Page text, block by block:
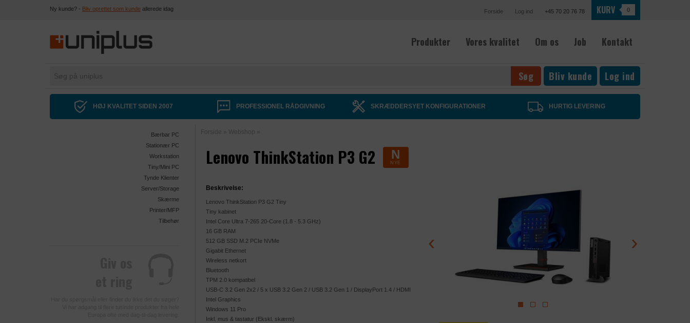
Ny kunde? - Bliv oprettet som kunde allerede idag Forside Log ind +45 70 20 76 78 KURV 0
Produkter Vores kvalitet Om os Job Kontakt
Bliv kunde Log ind
HØJ KVALITET SIDEN 2007 PROFESSIONEL RÅDGIVNING SKRÆDDERSYET KONFIGURATIONER HURTIG LEVERING
Bærbar PC
Stationær PC
Workstation
Tiny/Mini PC
Tynde Klienter
Server/Storage
Skærme
Printer/MFP
Tilbehør
Forside » Webshop »
Lenovo ThinkStation P3 G2 N
NYE
‹ ›
Beskrivelse:
Lenovo ThinkStation P3 G2 Tiny
Tiny kabinet
Intel Core Ultra 7-265 20-Core (1.8 - 5.3 GHz)
16 GB RAM
512 GB SSD M.2 PCIe NVMe
Gigabit Ethernet
Wireless netkort
Bluetooth
TPM 2.0 kompatibel
USB-C 3.2 Gen 2x2 / 5 x USB 3.2 Gen 2 / USB 3.2 Gen 1 / DisplayPort 1.4 / HDMI
Intel Graphics
Windows 11 Pro
Inkl. mus & tastatur (Ekskl. skærm)